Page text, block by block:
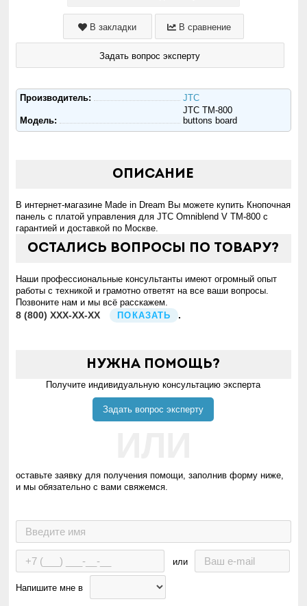
В закладки В сравнение
Задать вопрос эксперту
Производитель: JTC
Модель:
JTC TM-800
buttons board
Описание
В интернет-магазине Made in Dream Вы можете купить Кнопочная
панель с платой управления для JTC Omniblend V TM-800 с
гарантией и доставкой по Москве.
Остались вопросы по товару?
Наши профессиональные консультанты имеют огромный опыт
работы с техникой и грамотно ответят на все ваши вопросы.
Позвоните нам и мы всё расскажем.
8 (800)XXX-XX-XX ПОКАЗАТЬ .
Нужна помощь?
Получите индивидуальную консультацию эксперта
Задать вопрос эксперту
оставьте заявку для получения помощи, заполнив форму ниже,
и мы обязательно с вами свяжемся.
Напишите мне в
или